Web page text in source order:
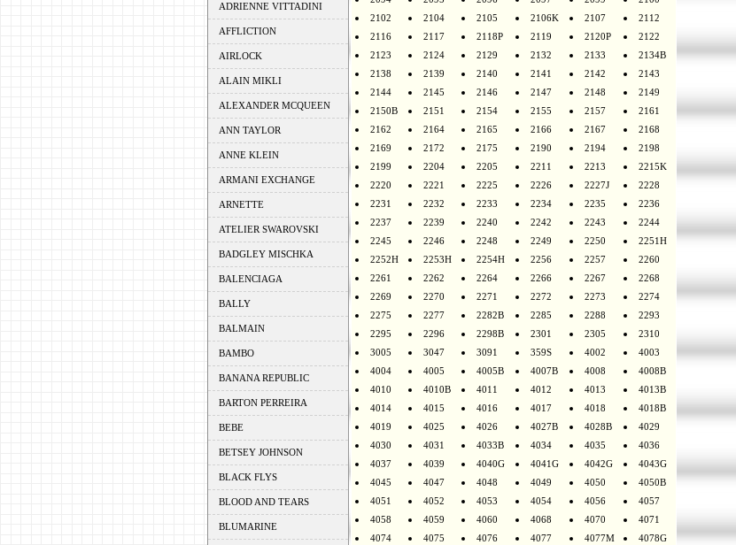
ADRIENNE VITTADINI
AFFLICTION
AIRLOCK
ALAIN MIKLI
ALEXANDER MCQUEEN
ANN TAYLOR
ANNE KLEIN
ARMANI EXCHANGE
ARNETTE
ATELIER SWAROVSKI
BADGLEY MISCHKA
BALENCIAGA
BALLY
BALMAIN
BAMBO
BANANA REPUBLIC
BARTON PERREIRA
BEBE
BETSEY JOHNSON
BLACK FLYS
BLOOD AND TEARS
BLUMARINE
2102
2104 2105 2106K 2107
2112
2116
2117 2118P 2119 2120P
2122
2123
2124 2129 2132 2133
2134B
2138
2139 2140 2141 2142
2143
2144
2145 2146 2147 2148
2149
2150B
2151 2154 2155 2157
2161
2162
2164 2165 2166 2167
2168
2169
2172 2175 2190 2194
2198
2199
2204 2205 2211 2213
2215K
2220
2221 2225 2226 2227J
2228
2231
2232 2233 2234 2235
2236
2237
2239 2240 2242 2243
2244
2245
2246 2248 2249 2250
2251H
2252H
2253H 2254H 2256 2257
2260
2261
2262 2264 2266 2267
2268
2269
2270 2271 2272 2273
2274
2275
2277 2282B 2285 2288
2293
2295
2296 2298B 2301 2305
2310
3005
3047 3091 359S 4002
4003
4004
4005 4005B 4007B 4008
4008B
4010
4010B 4011 4012 4013
4013B
4014
4015 4016 4017 4018
4018B
4019
4025 4026 4027B 4028B
4029
4030
4031 4033B 4034 4035
4036
4037
4039 4040G 4041G 4042G
4043G
4045
4047 4048 4049 4050
4050B
4051
4052 4053 4054 4056
4057
4058
4059 4060 4068 4070
4071
4074
4075 4076 4077 4077M
4078G